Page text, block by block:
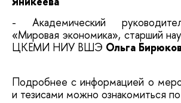
- Академический
«Мировая экономика», старший
ЦКЕМИ НИУ ВШЭ Ольга
Подробнее с информацией о
и тезисами можно ознакомиться по